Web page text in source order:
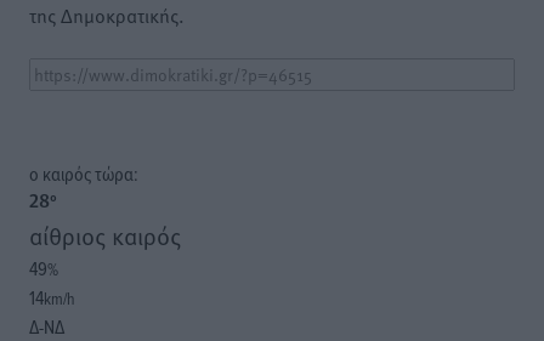
της Δημοκρατικής.
o καιρός τώρα:
28°
αίθριος καιρός
49%
14km/h
Δ-ΝΔ